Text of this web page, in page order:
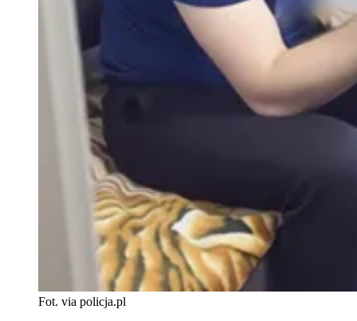
Fot. via policja.pl